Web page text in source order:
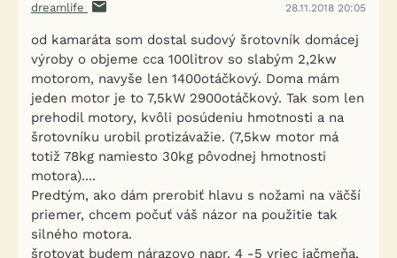
dreamlife 28.11.2018 20:05
od kamaráta som dostal sudový šrotovník domácej
výroby o objeme cca 100litrov so slabým 2,2kw
motorom, navyše len 1400otáčkový. Doma mám
jeden motor je to 7,5kW 2900otáčkový. Tak som len
prehodil motory, kvôli posúdeniu hmotnosti a na
šrotovníku urobil protizávažie. (7,5kw motor má
totiž 78kg namiesto 30kg pôvodnej hmotnosti
motora)....
Predtým, ako dám prerobiť hlavu s nožami na väčší
priemer, chcem počuť váš názor na použitie tak
silného motora.
šrotovat budem nárazovo napr. 4 -5 vriec jačmeňa,